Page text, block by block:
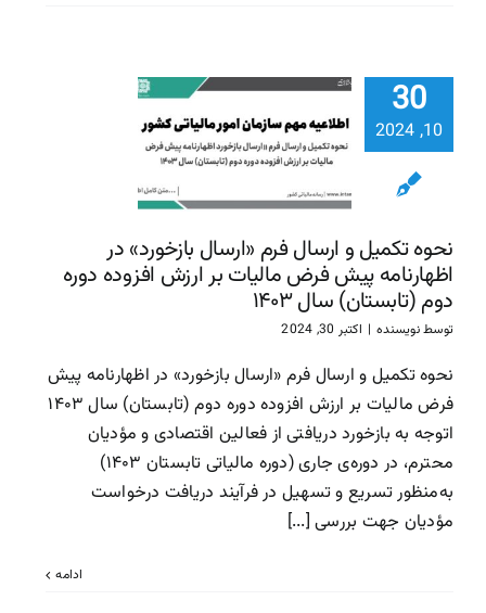
30
10, 2024
سازمان امور مالیاتی
نحوه تکمیل و ارسال فرم «ارسال بازخورد» در
اظهارنامه پیش فرض مالیات بر ارزش افزوده دوره
دوم (تابستان) سال ۱۴۰۳
توسطنویسنده | اکتبر 30, 2024
نحوه تکمیل و ارسال فرم «ارسال بازخورد» در اظهارنامه پیش
فرض مالیات بر ارزش افزوده دوره دوم (تابستان) سال ۱۴۰۳
اتوجه به بازخورد دریافتی از فعالین اقتصادی و مؤدیان
محترم، در دوره‌ی جاری (دوره مالیاتی تابستان ۱۴۰۳)
به‌منظور تسریع و تسهیل در فرآیند دریافت درخواست
مؤدیان جهت بررسی [...]
ادامه